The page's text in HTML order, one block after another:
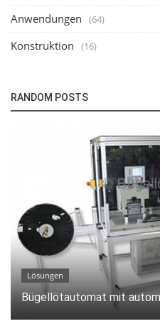
Anwendungen (64)
Konstruktion (16)
RANDOM POSTS
Konstruktion
Kundenspezifisches
Integration in